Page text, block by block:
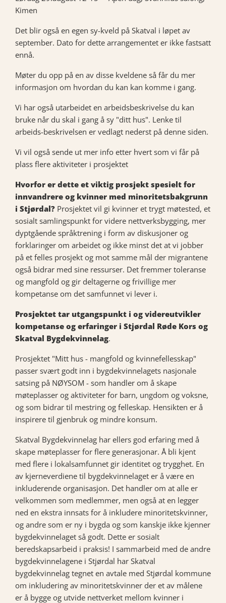
Kimen
Det blir også en egen sy-kveld på Skatval i løpet av
september. Dato for dette arrangementet er ikke fastsatt
ennå.
Møter du opp på en av disse kveldene så får du mer
informasjon om hvordan du kan kan komme i gang.
Vi har også utarbeidet en arbeidsbeskrivelse du kan
bruke når du skal i gang å sy "ditt hus". Lenke til
arbeids-beskrivelsen er vedlagt nederst på denne siden.
Vi vil også sende ut mer info etter hvert som vi får på
plass flere aktiviteter i prosjektet
Hvorfor er dette et viktig prosjekt spesielt for
innvandrere og kvinner med minoritetsbakgrunn
i Stjørdal? Prosjektet vil gi kvinner et trygt møtested, et
sosialt samlingspunkt for videre nettverksbygging, mer
dyptgående språktrening i form av diskusjoner og
forklaringer om arbeidet og ikke minst det at vi jobber
på et felles prosjekt og mot samme mål der migrantene
også bidrar med sine ressurser. Det fremmer toleranse
og mangfold og gir deltagerne og frivillige mer
kompetanse om det samfunnet vi lever i.
Prosjektet tar utgangspunkt i og videreutvikler
kompetanse og erfaringer i Stjørdal Røde Kors og
Skatval Bygdekvinnelag.
Prosjektet "Mitt hus - mangfold og kvinnefellesskap"
passer svært godt inn i bygdekvinnelagets nasjonale
satsing på NØYSOM - som handler om å skape
møteplasser og aktiviteter for barn, ungdom og voksne,
og som bidrar til mestring og felleskap. Hensikten er å
inspirere til gjenbruk og mindre konsum.
Skatval Bygdekvinnelag har ellers god erfaring med å
skape møteplasser for flere generasjonar. Å bli kjent
med flere i lokalsamfunnet gir identitet og trygghet. En
av kjerneverdiene til bygdekvinnelaget er å være en
inkluderende organisasjon. Det handler om at alle er
velkommen som medlemmer, men også at en legger
ned en ekstra innsats for å inkludere minoritetskvinner,
og andre som er ny i bygda og som kanskje ikke kjenner
bygdekvinnelaget så godt. Dette er sosialt
beredskapsarbeid i praksis! I sammarbeid med de andre
bygdekvinnelagene i Stjørdal har Skatval
bygdekvinnelag tegnet en avtale med Stjørdal kommune
om inkludering av minoritetskvinner der et av målene
er å bygge og utvide nettverket mellom kvinner i